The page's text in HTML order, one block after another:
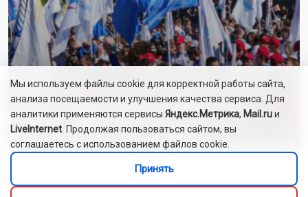
Тысячи гостей собрались на День
физкультурника в Новосибирске
У жительницы Новосибирска начался отёк Квинке из-за
поддельных духов
Мы используем файлы cookie для корректной работы сайта,
анализа посещаемости и улучшения качества сервиса. Для
аналитики применяются сервисы Яндекс.Метрика, Mail.ruи
LiveInternet . Продолжая пользоваться сайтом, вы
соглашаетесь с использованием файлов cookie.
Принять